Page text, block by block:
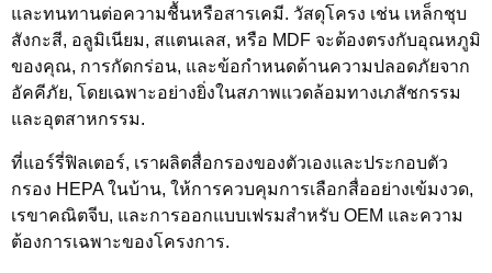
และทนทานต่อความชื้นหรือสารเคมี. วัสดุโครง เช่น เหล็กชุบ
สังกะสี, อลูมิเนียม, สแตนเลส, หรือ MDF จะต้องตรงกับอุณหภูมิ
ของคุณ, การกัดกร่อน, และข้อกำหนดด้านความปลอดภัยจาก
อัคคีภัย, โดยเฉพาะอย่างยิ่งในสภาพแวดล้อมทางเภสัชกรรม
และอุตสาหกรรม.
ที่แอร์รี่ฟิลเตอร์, เราผลิตสื่อกรองของตัวเองและประกอบตัว
กรอง HEPA ในบ้าน, ให้การควบคุมการเลือกสื่ออย่างเข้มงวด,
เรขาคณิตจีบ, และการออกแบบเฟรมสำหรับ OEM และความ
ต้องการเฉพาะของโครงการ.